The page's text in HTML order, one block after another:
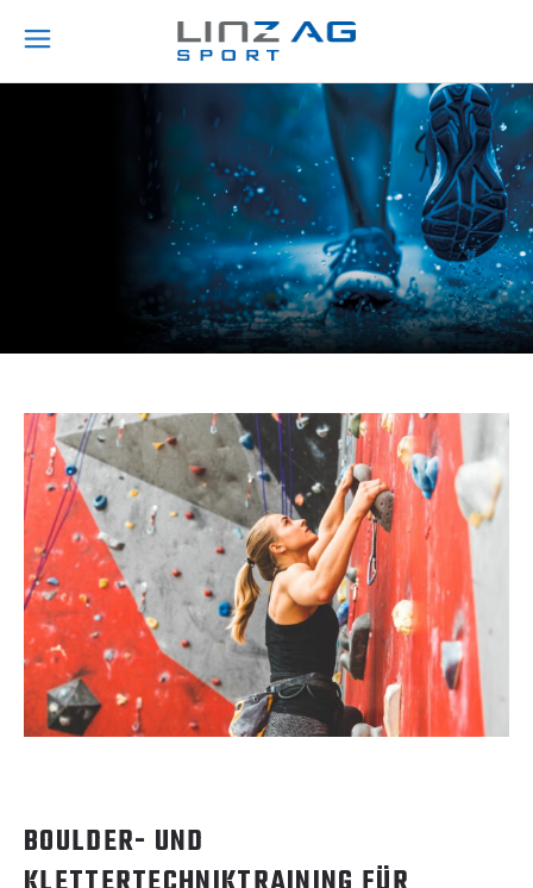
BOULDER- UND